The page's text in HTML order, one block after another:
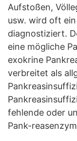
Aufstoßen,
usw. wird oft
diagnostiziert.
eine mögliche
exokrine
verbreitet als
fehlende oder
Pank-